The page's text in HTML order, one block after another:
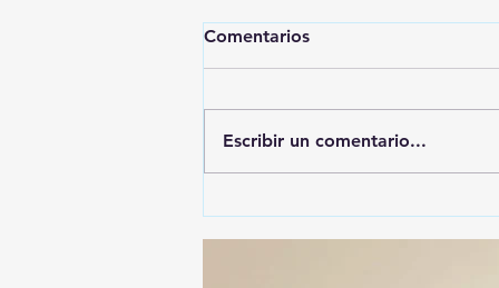
A PRESUNTO
Comentarios
Escribir un comentario...